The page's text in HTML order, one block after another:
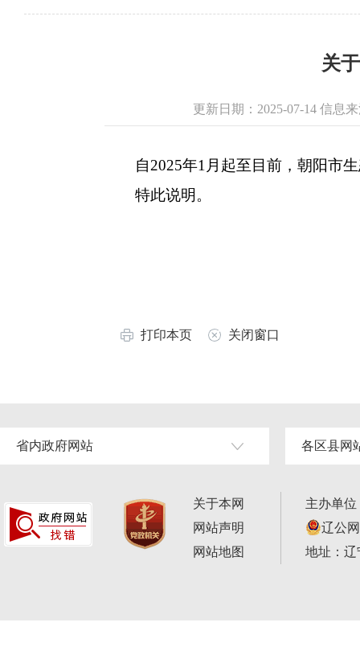
关
更新日期：2025-07-14 信息
自2025年1月起至目前，朝阳市生
特此说明。
打印本页 关闭窗口
省内政府网站 各区县网
关于本网
网站声明
网站地图
主办单
辽公
地址：辽